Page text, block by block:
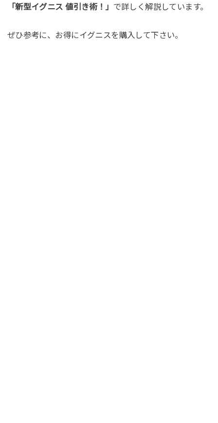
「新型イグニス 値引き術！」 で詳しく解説しています。
ぜひ参考に、お得にイグニスを購入して下さい。